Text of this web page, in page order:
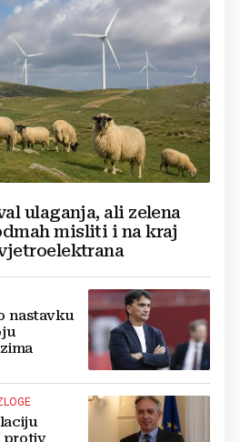
ulaganja, ali zelena
misliti i na kraj
nastavku
protiv